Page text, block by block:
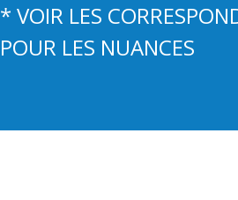
* VOIR LES
POUR LES NUANCES